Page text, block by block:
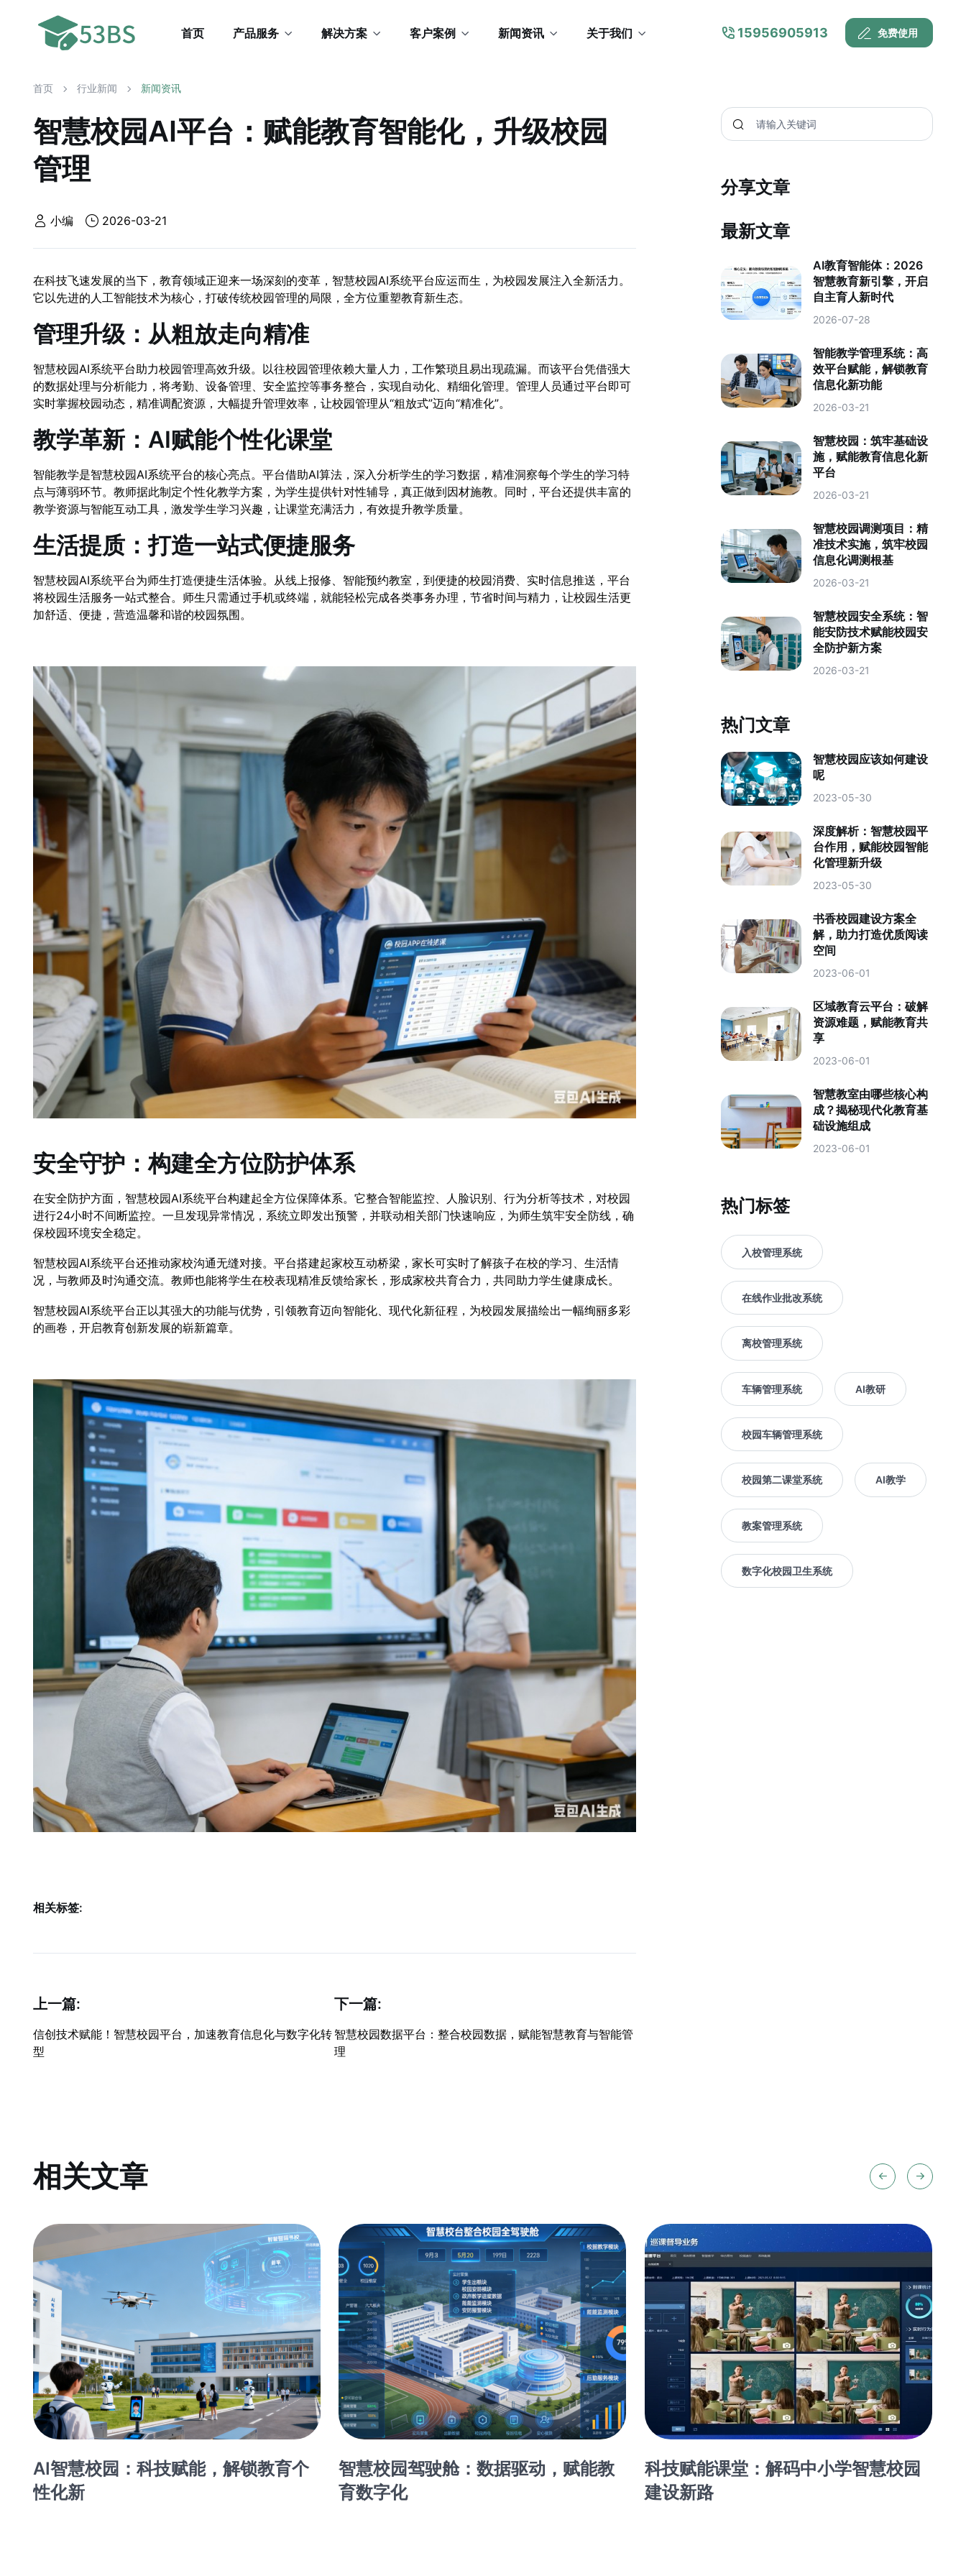
15956905913 免费使用
首页 产品服务 解决方案 客户案例 新闻资讯 关于我们
首页 行业新闻 新闻资讯
智慧校园AI平台：赋能教育智能化，升级校园
管理
小编 2026-03-21
在科技飞速发展的当下，教育领域正迎来一场深刻的变革，智慧校园AI系统平台应运而生，为校园发展注入全新活力。
它以先进的人工智能技术为核心，打破传统校园管理的局限，全方位重塑教育新生态。
管理升级：从粗放走向精准
智慧校园AI系统平台助力校园管理高效升级。以往校园管理依赖大量人力，工作繁琐且易出现疏漏。而该平台凭借强大
的数据处理与分析能力，将考勤、设备管理、安全监控等事务整合，实现自动化、精细化管理。管理人员通过平台即可
实时掌握校园动态，精准调配资源，大幅提升管理效率，让校园管理从“粗放式”迈向“精准化”。
教学革新：AI赋能个性化课堂
智能教学是智慧校园AI系统平台的核心亮点。平台借助AI算法，深入分析学生的学习数据，精准洞察每个学生的学习特
点与薄弱环节。教师据此制定个性化教学方案，为学生提供针对性辅导，真正做到因材施教。同时，平台还提供丰富的
教学资源与智能互动工具，激发学生学习兴趣，让课堂充满活力，有效提升教学质量。
生活提质：打造一站式便捷服务
智慧校园AI系统平台为师生打造便捷生活体验。从线上报修、智能预约教室，到便捷的校园消费、实时信息推送，平台
将校园生活服务一站式整合。师生只需通过手机或终端，就能轻松完成各类事务办理，节省时间与精力，让校园生活更
加舒适、便捷，营造温馨和谐的校园氛围。
安全守护：构建全方位防护体系
在安全防护方面，智慧校园AI系统平台构建起全方位保障体系。它整合智能监控、人脸识别、行为分析等技术，对校园
进行24小时不间断监控。一旦发现异常情况，系统立即发出预警，并联动相关部门快速响应，为师生筑牢安全防线，确
保校园环境安全稳定。
智慧校园AI系统平台还推动家校沟通无缝对接。平台搭建起家校互动桥梁，家长可实时了解孩子在校的学习、生活情
况，与教师及时沟通交流。教师也能将学生在校表现精准反馈给家长，形成家校共育合力，共同助力学生健康成长。
智慧校园AI系统平台正以其强大的功能与优势，引领教育迈向智能化、现代化新征程，为校园发展描绘出一幅绚丽多彩
的画卷，开启教育创新发展的崭新篇章。
相关标签:
上一篇:
信创技术赋能！智慧校园平台，加速教育信息化与数字化转
型
下一篇:
智慧校园数据平台：整合校园数据，赋能智慧教育与智能管
理
分享文章
最新文章
AI教育智能体：2026
智慧教育新引擎，开启
自主育人新时代
2026-07-28
智能教学管理系统：高
效平台赋能，解锁教育
信息化新功能
2026-03-21
智慧校园：筑牢基础设
施，赋能教育信息化新
平台
2026-03-21
智慧校园调测项目：精
准技术实施，筑牢校园
信息化调测根基
2026-03-21
智慧校园安全系统：智
能安防技术赋能校园安
全防护新方案
2026-03-21
热门文章
智慧校园应该如何建设
呢
2023-05-30
深度解析：智慧校园平
台作用，赋能校园智能
化管理新升级
2023-05-30
书香校园建设方案全
解，助力打造优质阅读
空间
2023-06-01
区域教育云平台：破解
资源难题，赋能教育共
享
2023-06-01
智慧教室由哪些核心构
成？揭秘现代化教育基
础设施组成
2023-06-01
热门标签
入校管理系统
在线作业批改系统
离校管理系统
车辆管理系统 AI教研
校园车辆管理系统
校园第二课堂系统 AI教学
教案管理系统
数字化校园卫生系统
相关文章
AI智慧校园：科技赋能，解锁教育个
性化新
智慧校园驾驶舱：数据驱动，赋能教
育数字化
科技赋能课堂：解码中小学智慧校园
建设新路